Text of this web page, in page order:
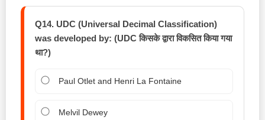
Q14. UDC (Universal Decimal Classification)
was developed by: (UDC किसके द्वारा विकसित किया गया
था?)
Paul Otlet and Henri La Fontaine
Melvil Dewey